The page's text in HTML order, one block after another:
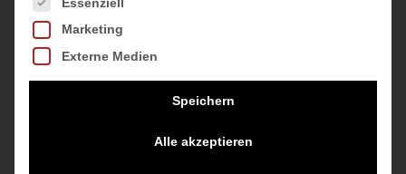
zzgl.
Versandkosten
Marketing
Externe Medien
Speichern
Alle akzeptieren